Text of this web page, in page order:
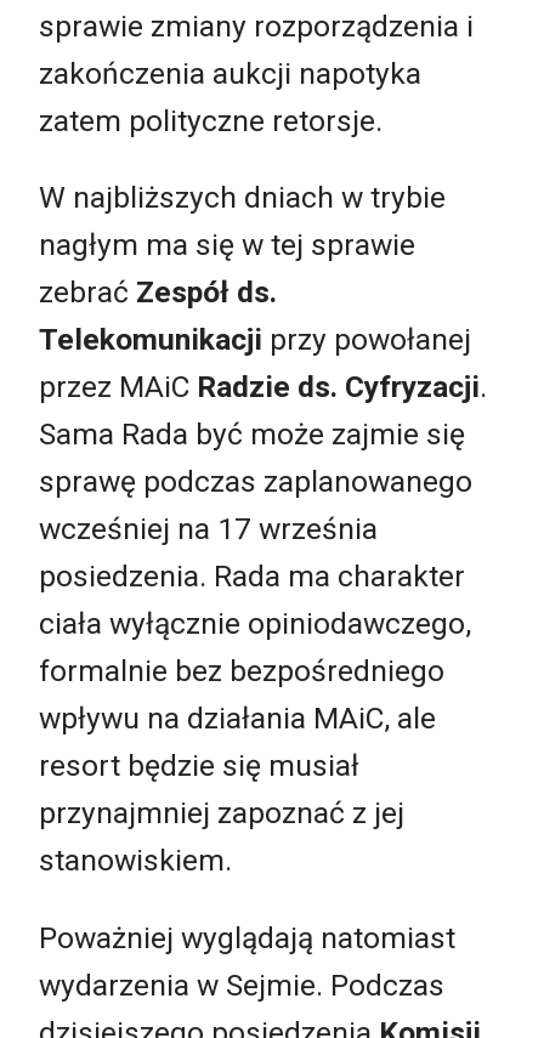
sprawie zmiany rozporządzenia i
zakończenia aukcji napotyka
zatem polityczne retorsje.
W najbliższych dniach w trybie
nagłym ma się w tej sprawie
zebrać Zespół ds.
Telekomunikacji przy powołanej
przez MAiC Radzie ds. Cyfryzacji.
Sama Rada być może zajmie się
sprawę podczas zaplanowanego
wcześniej na 17 września
posiedzenia. Rada ma charakter
ciała wyłącznie opiniodawczego,
formalnie bez bezpośredniego
wpływu na działania MAiC, ale
resort będzie się musiał
przynajmniej zapoznać z jej
stanowiskiem.
Poważniej wyglądają natomiast
wydarzenia w Sejmie. Podczas